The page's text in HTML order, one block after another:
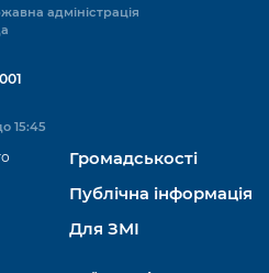
адміністрація
15:45
Громадськості
Публічна інформація
Для ЗМІ